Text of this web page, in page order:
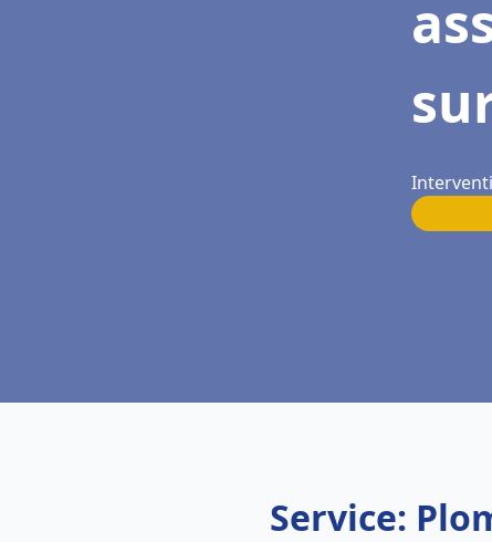
Service: